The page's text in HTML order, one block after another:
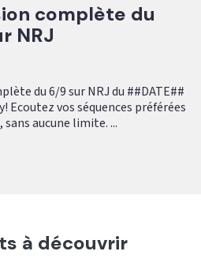
complète du
NRJ
du 6/9 sur NRJ du ##DATE##
Ecoutez vos séquences préférées
aucune limite. ...
à découvrir